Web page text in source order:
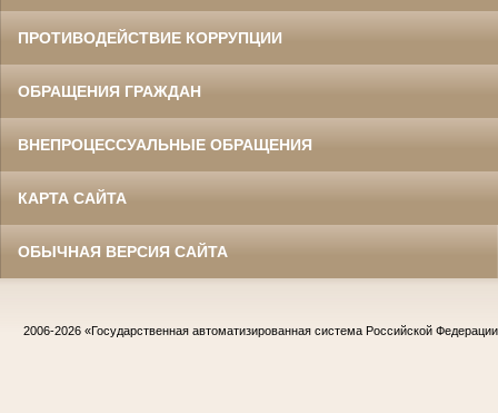
ПРОТИВОДЕЙСТВИЕ КОРРУПЦИИ
ОБРАЩЕНИЯ ГРАЖДАН
ВНЕПРОЦЕССУАЛЬНЫЕ ОБРАЩЕНИЯ
КАРТА САЙТА
ОБЫЧНАЯ ВЕРСИЯ САЙТА
2006-2026 «Государственная автоматизированная система Российской